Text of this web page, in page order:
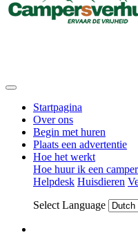
Startpagina
Over ons
Begin met huren
Plaats een advertentie
Hoe het werkt
Hoe huur ik een
Helpdesk Huisdieren
Select Language